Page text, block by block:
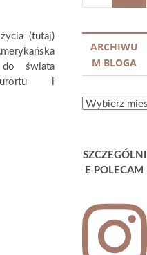
(tutaj)
do świata
i
ARCHIWU
M BLOGA
ARCHIWUM
SZCZEGÓLNI
E POLECAM